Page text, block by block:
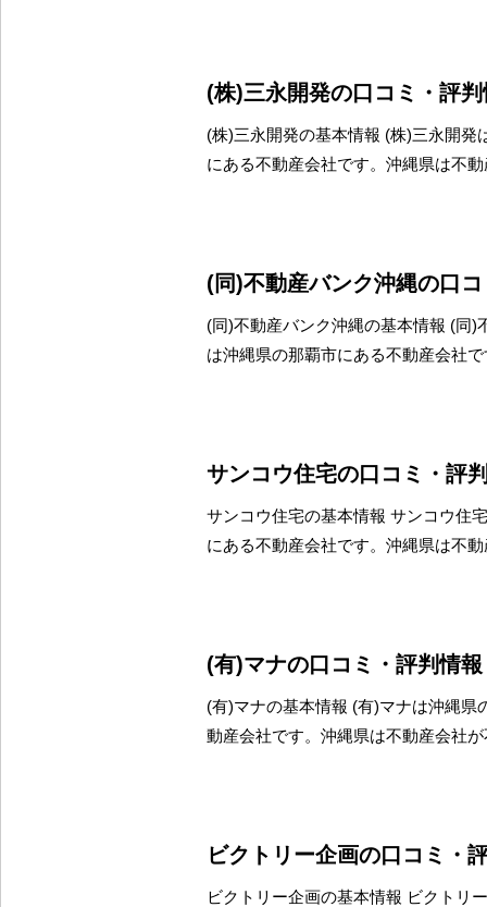
(株)三永開発の口コミ・評
(株)三永開発の基本情報 (株)三永開発
にある不動産会社です。沖縄県は不
(同)不動産バンク沖縄の口
(同)不動産バンク沖縄の基本情報 (同)
は沖縄県の那覇市にある不動産会社
サンコウ住宅の口コミ・評
サンコウ住宅の基本情報 サンコウ住
にある不動産会社です。沖縄県は不
(有)マナの口コミ・評判情報
(有)マナの基本情報 (有)マナは沖縄県
動産会社です。沖縄県は不動産会社
ビクトリー企画の口コミ・
ビクトリー企画の基本情報 ビクトリ